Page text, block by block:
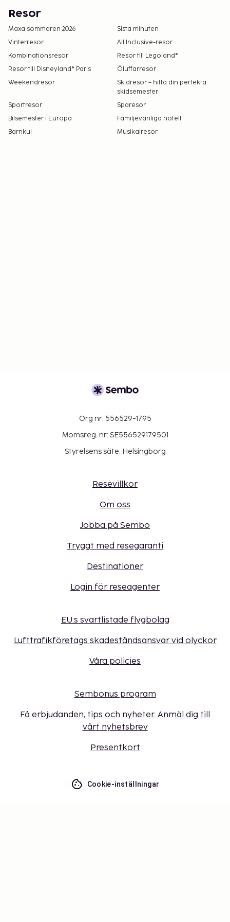
genom att kontakta boendet med
Bokningar kan göras genom att kontakta detta
hotell innan ankomsten med
kontaktuppgifterna i bokningsbekräftelsen.
Ett barn, 5 år eller yngre, bor gratis i förälders
eller vårdnadshavares rum om inga extrasängar
används.
Resor
Maxa sommaren 2026
Sista minuten
Vinterresor
All Inclusive-resor
Kombinationsresor
Resor till Legoland®
Resor till Disneyland® Paris
Öluffarresor
Weekendresor
Skidresor – hitta din perfekta
skidsemester
Sportresor
Sparesor
Bilsemester i Europa
Familjevänliga hotell
Barnkul
Musikalresor
Org nr: 556529-1795
Momsreg. nr: SE556529179501
Styrelsens säte: Helsingborg
Resevillkor
Om oss
Jobba på Sembo
Tryggt med resegaranti
Destinationer
Login för reseagenter
EU:s svartlistade flygbolag
Lufttrafikföretags skadeståndsansvar vid olyckor
Våra policies
Sembonus program
Få erbjudanden, tips och nyheter. Anmäl dig till
vårt nyhetsbrev
Presentkort
Cookie-inställningar